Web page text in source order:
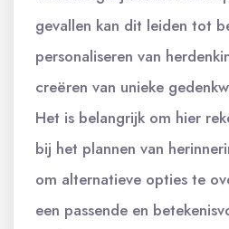
gevallen kan dit leiden tot
personaliseren van
creëren van unieke
Het is belangrijk om hier
bij het plannen van
om alternatieve opties te
een passende en